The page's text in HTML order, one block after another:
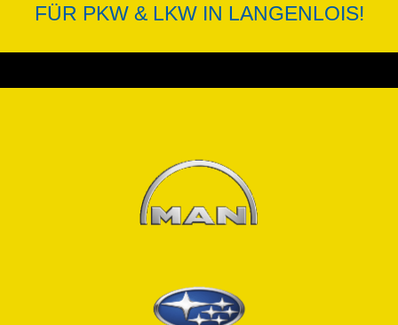
FÜR PKW & LKW IN LANGENLOIS!